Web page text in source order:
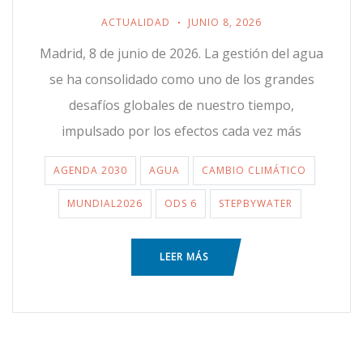
ACTUALIDAD JUNIO 8, 2026
Madrid, 8 de junio de 2026. La gestión del agua
se ha consolidado como uno de los grandes
desafíos globales de nuestro tiempo,
impulsado por los efectos cada vez más
AGENDA 2030 AGUA CAMBIO CLIMÁTICO
MUNDIAL2026 ODS 6 STEPBYWATER
LEER MÁS